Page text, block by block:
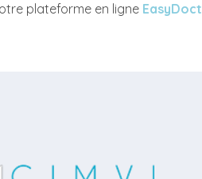
plateforme en ligne EasyDoct